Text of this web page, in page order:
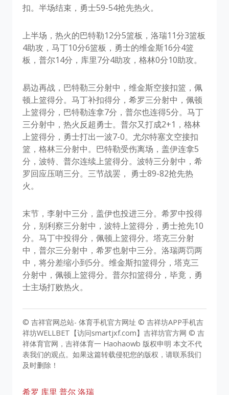
扣。半场结束，勇士59-54抢先热火。
上半场，热火的巴特勒12分5篮板，洛瑞11分3篮板
4助攻，马丁10分6篮板，勇士的维金斯16分4篮
板，普尔14分，库里7分4助攻，格林0分10助攻。
易边再战，巴特勒三分射中，维金斯空接扣篮，佩
顿上篮得分。马丁补扣得分，希罗三分射中，佩顿
上篮得分，巴特勒连拿7分，普尔也连得5分。马丁
三分射中，热火反超勇士。普尔又打成2+1，格林
上篮得分，勇士打出一波7-0。尤尔特塞文空接扣
篮，格林三分射中。巴特勒受伤离场，盖伊连拿5
分，波特、普尔连续上篮得分。波特三分射中，希
罗回应压哨三分。三节战罢， 勇士89-82抢先热
火。
末节，李射中三分，盖伊也投进三分。希罗中投得
分，别利察三分射中，波特上篮得分，勇士抢先10
分。马丁中投得分，佩顿上篮得分。塔克三分射
中，普尔三分射中，希罗也射中三分。洛瑞两罚两
中，将分差缩小到5分。维金斯扣篮得分，塔克三
分射中，佩顿上篮得分。普尔扣篮得分，毕竟，勇
士主场打败热火。
© 吉祥官网总站- 体育手机官方网址 © 吉祥坊APP手机吉
祥坊WELLBET【访问smartjxf.com】吉祥坊官方网 © 吉
祥体育官网，吉祥体育一 Haohaowb 版权申明 本文不代
表我们的观点。如果这篇转载侵犯您的版权，请联系我们
及时删除！
希罗 库里 普尔洛瑞